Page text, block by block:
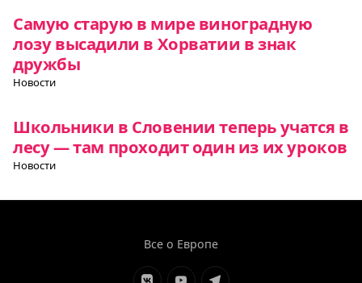
Самую старую в мире виноградную
лозу высадили в Хорватии в знак
дружбы
Новости
Школьники в Словении теперь учатся в
лесу — там проходит один из их уроков
Новости
Все о Европе